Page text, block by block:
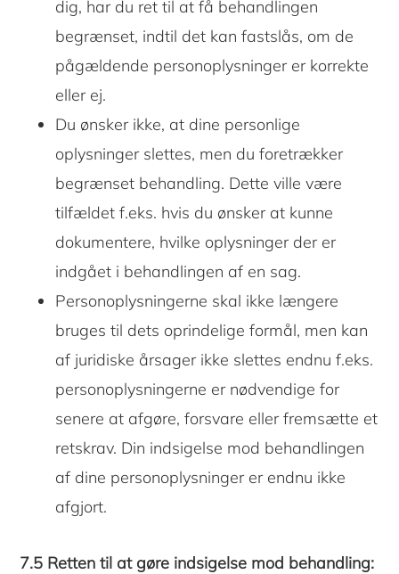
dig, har du ret til at få behandlingen
begrænset, indtil det kan fastslås, om de
pågældende personoplysninger er korrekte
eller ej.
Du ønsker ikke, at dine personlige
oplysninger slettes, men du foretrækker
begrænset behandling. Dette ville være
tilfældet f.eks. hvis du ønsker at kunne
dokumentere, hvilke oplysninger der er
indgået i behandlingen af ​​en sag.
Personoplysningerne skal ikke længere
bruges til dets oprindelige formål, men kan
af juridiske årsager ikke slettes endnu f.eks.
personoplysningerne er nødvendige for
senere at afgøre, forsvare eller fremsætte et
retskrav. Din indsigelse mod behandlingen
af ​​dine personoplysninger er endnu ikke
afgjort.
7.5 Retten til at gøre indsigelse mod behandling: